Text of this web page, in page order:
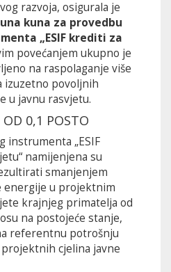
razvoja, osigurala je
kuna za provedbu
„ESIF krediti za
povećanjem ukupno je
na raspolaganje više
izuzetno povoljnih
u javnu rasvjetu.
OD 0,1 POSTO
instrumenta „ESIF
namijenjena su
smanjenjem
u projektnim
krajnjeg primatelja od
na postojeće stanje,
referentnu potrošnju
cjelina javne